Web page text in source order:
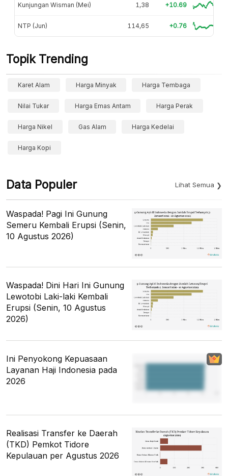
Kunjungan Wisman (Mei) 1,38 +10.69
NTP (Jun) 114,65 +0.76
Topik Trending
Karet Alam Harga Minyak Harga Tembaga
Nilai Tukar Harga Emas Antam Harga Perak
Harga Nikel Gas Alam Harga Kedelai
Harga Kopi
Data Populer Lihat Semua
Waspada! Pagi Ini Gunung
Semeru Kembali Erupsi (Senin,
10 Agustus 2026)
Waspada! Dini Hari Ini Gunung
Lewotobi Laki-laki Kembali
Erupsi (Senin, 10 Agustus
2026)
Ini Penyokong Kepuasaan
Layanan Haji Indonesia pada
2026
Realisasi Transfer ke Daerah
(TKD) Pemkot Tidore
Kepulauan per Agustus 2026